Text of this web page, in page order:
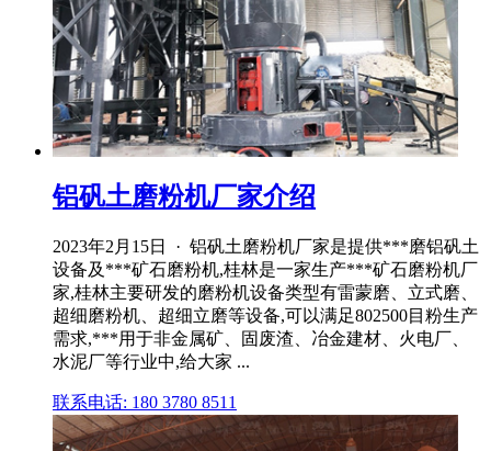
铝矾土磨粉机厂家介绍
2023年2月15日 · 铝矾土磨粉机厂家是提供***磨铝矾土
设备及***矿石磨粉机,桂林是一家生产***矿石磨粉机厂
家,桂林主要研发的磨粉机设备类型有雷蒙磨、立式磨、
超细磨粉机、超细立磨等设备,可以满足802500目粉生产
需求,***用于非金属矿、固废渣、冶金建材、火电厂、
水泥厂等行业中,给大家 ...
联系电话: 180 3780 8511